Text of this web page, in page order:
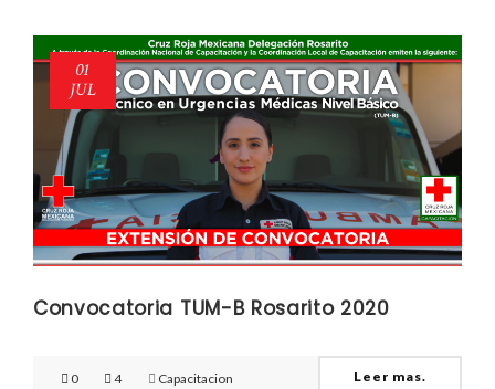
01
JUL
Convocatoria TUM-B Rosarito 2020
0 4 Capacitacion Leer mas.